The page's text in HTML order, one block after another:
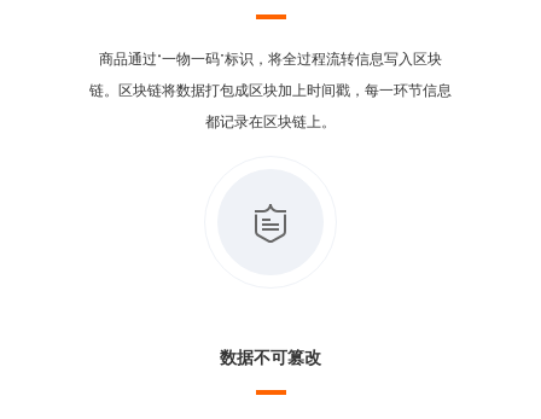
商品通过“一物一码”标识，将全过程流转信息写入区块
链。区块链将数据打包成区块加上时间戳，每一环节信息
都记录在区块链上。
数据不可篡改